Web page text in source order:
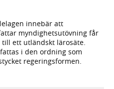
innebär att
myndighetsutövning får
ett utländskt lärosäte.
i den ordning som
regeringsformen.